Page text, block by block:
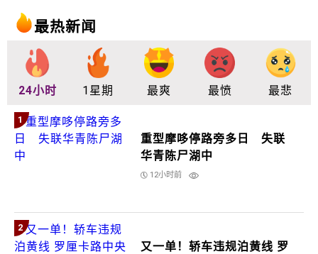
最热新闻
24小时 1星期 最爽 最愤 最悲
1
重型摩哆停路旁多日 失联
华青陈尸湖中
12小时前
2
又一单！轿车违规泊黄线 罗